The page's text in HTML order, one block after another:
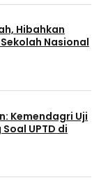
Hibahkan
Nasional
Kemendagri Uji
UPTD di